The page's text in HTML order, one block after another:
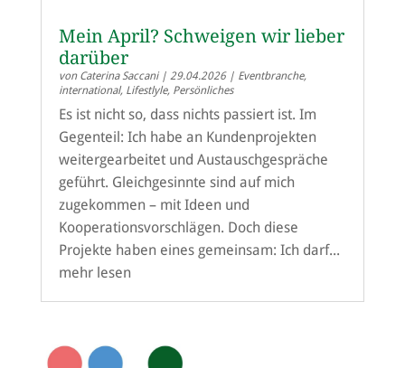
Mein April? Schweigen wir lieber
darüber
von Caterina Saccani| 29.04.2026| Eventbranche,
international, Lifestlyle, Persönliches
Es ist nicht so, dass nichts passiert ist. Im
Gegenteil: Ich habe an Kundenprojekten
weitergearbeitet und Austauschgespräche
geführt. Gleichgesinnte sind auf mich
zugekommen – mit Ideen und
Kooperationsvorschlägen. Doch diese
Projekte haben eines gemeinsam: Ich darf...
mehr lesen